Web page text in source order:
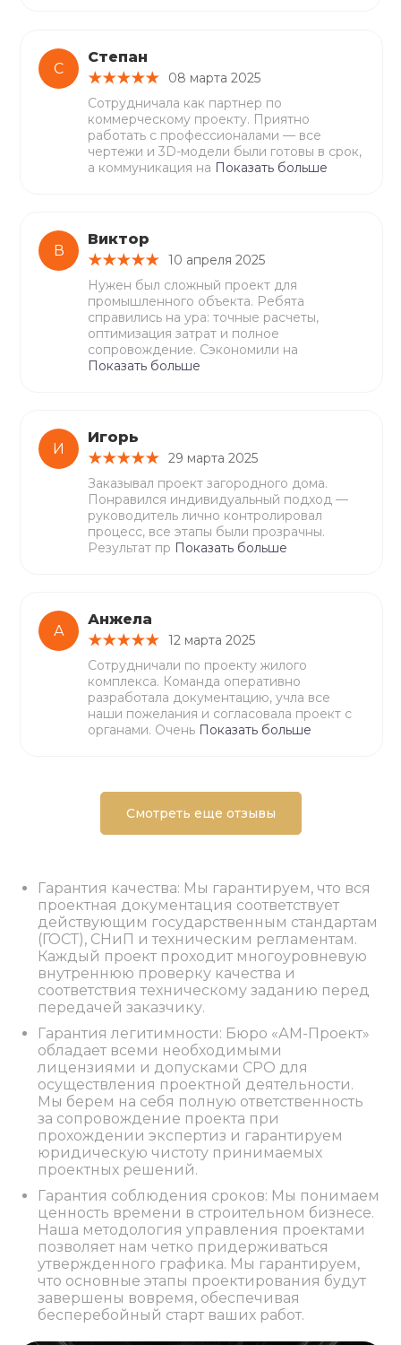
С
Степан
08 марта 2025
Сотрудничала как партнер по
коммерческому проекту. Приятно
работать с профессионалами — все
чертежи и 3D-модели были готовы в срок,
а коммуникация на Показать больше
В
Виктор
10 апреля 2025
Нужен был сложный проект для
промышленного объекта. Ребята
справились на ура: точные расчеты,
оптимизация затрат и полное
сопровождение. Сэкономили на
Показать больше
И
Игорь
29 марта 2025
Заказывал проект загородного дома.
Понравился индивидуальный подход —
руководитель лично контролировал
процесс, все этапы были прозрачны.
Результат пр Показать больше
А
Анжела
12 марта 2025
Сотрудничали по проекту жилого
комплекса. Команда оперативно
разработала документацию, учла все
наши пожелания и согласовала проект с
органами. Очень Показать больше
Смотреть еще отзывы
Гарантия качества: Мы гарантируем, что вся
проектная документация соответствует
действующим государственным стандартам
(ГОСТ), СНиП и техническим регламентам.
Каждый проект проходит многоуровневую
внутреннюю проверку качества и
соответствия техническому заданию перед
передачей заказчику.
Гарантия легитимности: Бюро «АМ-Проект»
обладает всеми необходимыми
лицензиями и допусками СРО для
осуществления проектной деятельности.
Мы берем на себя полную ответственность
за сопровождение проекта при
прохождении экспертиз и гарантируем
юридическую чистоту принимаемых
проектных решений.
Гарантия соблюдения сроков: Мы понимаем
ценность времени в строительном бизнесе.
Наша методология управления проектами
позволяет нам четко придерживаться
утвержденного графика. Мы гарантируем,
что основные этапы проектирования будут
завершены вовремя, обеспечивая
бесперебойный старт ваших работ.